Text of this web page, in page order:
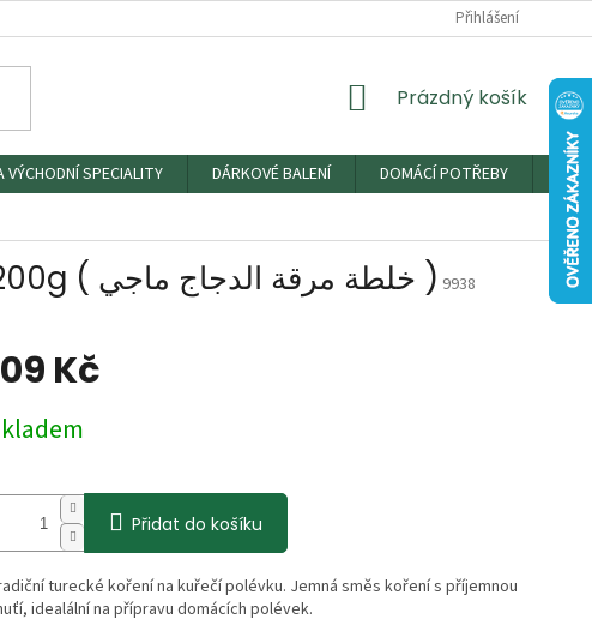
Přihlášení
NÁKUPNÍ
Prázdný košík
VÝCHODNÍ SPECIALITY DÁRKOVÉ BALENÍ DOMÁCÍ POTŘEBY
Kořeni na kuřecí vývar - Ikleel Algabal 200g ( خلطة مرقة الدجاج ماجي ) 9938
Kč
Přidat do košíku
turecké koření na kuřečí polévku. Jemná směs koření s příjemnou
idealální na přípravu domácích polévek.